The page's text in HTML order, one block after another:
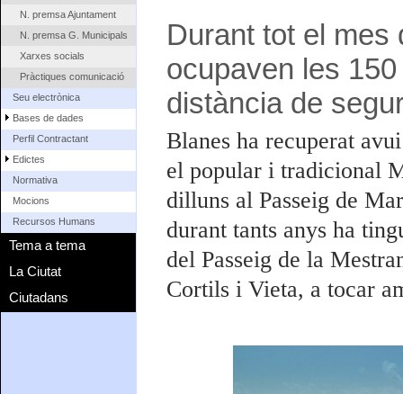
N. premsa Ajuntament
N. premsa G. Municipals
Xarxes socials
Pràctiques comunicació
Seu electrònica
Bases de dades
Perfil Contractant
Edictes
Normativa
Mocions
Recursos Humans
Tema a tema
La Ciutat
Ciutadans
Durant tot el mes
ocupaven les
distància de
Blanes ha recuperat
el popular i tradicional
dilluns al Passeig de
durant tants anys ha
del Passeig de la
Cortils i Vieta, a tocar